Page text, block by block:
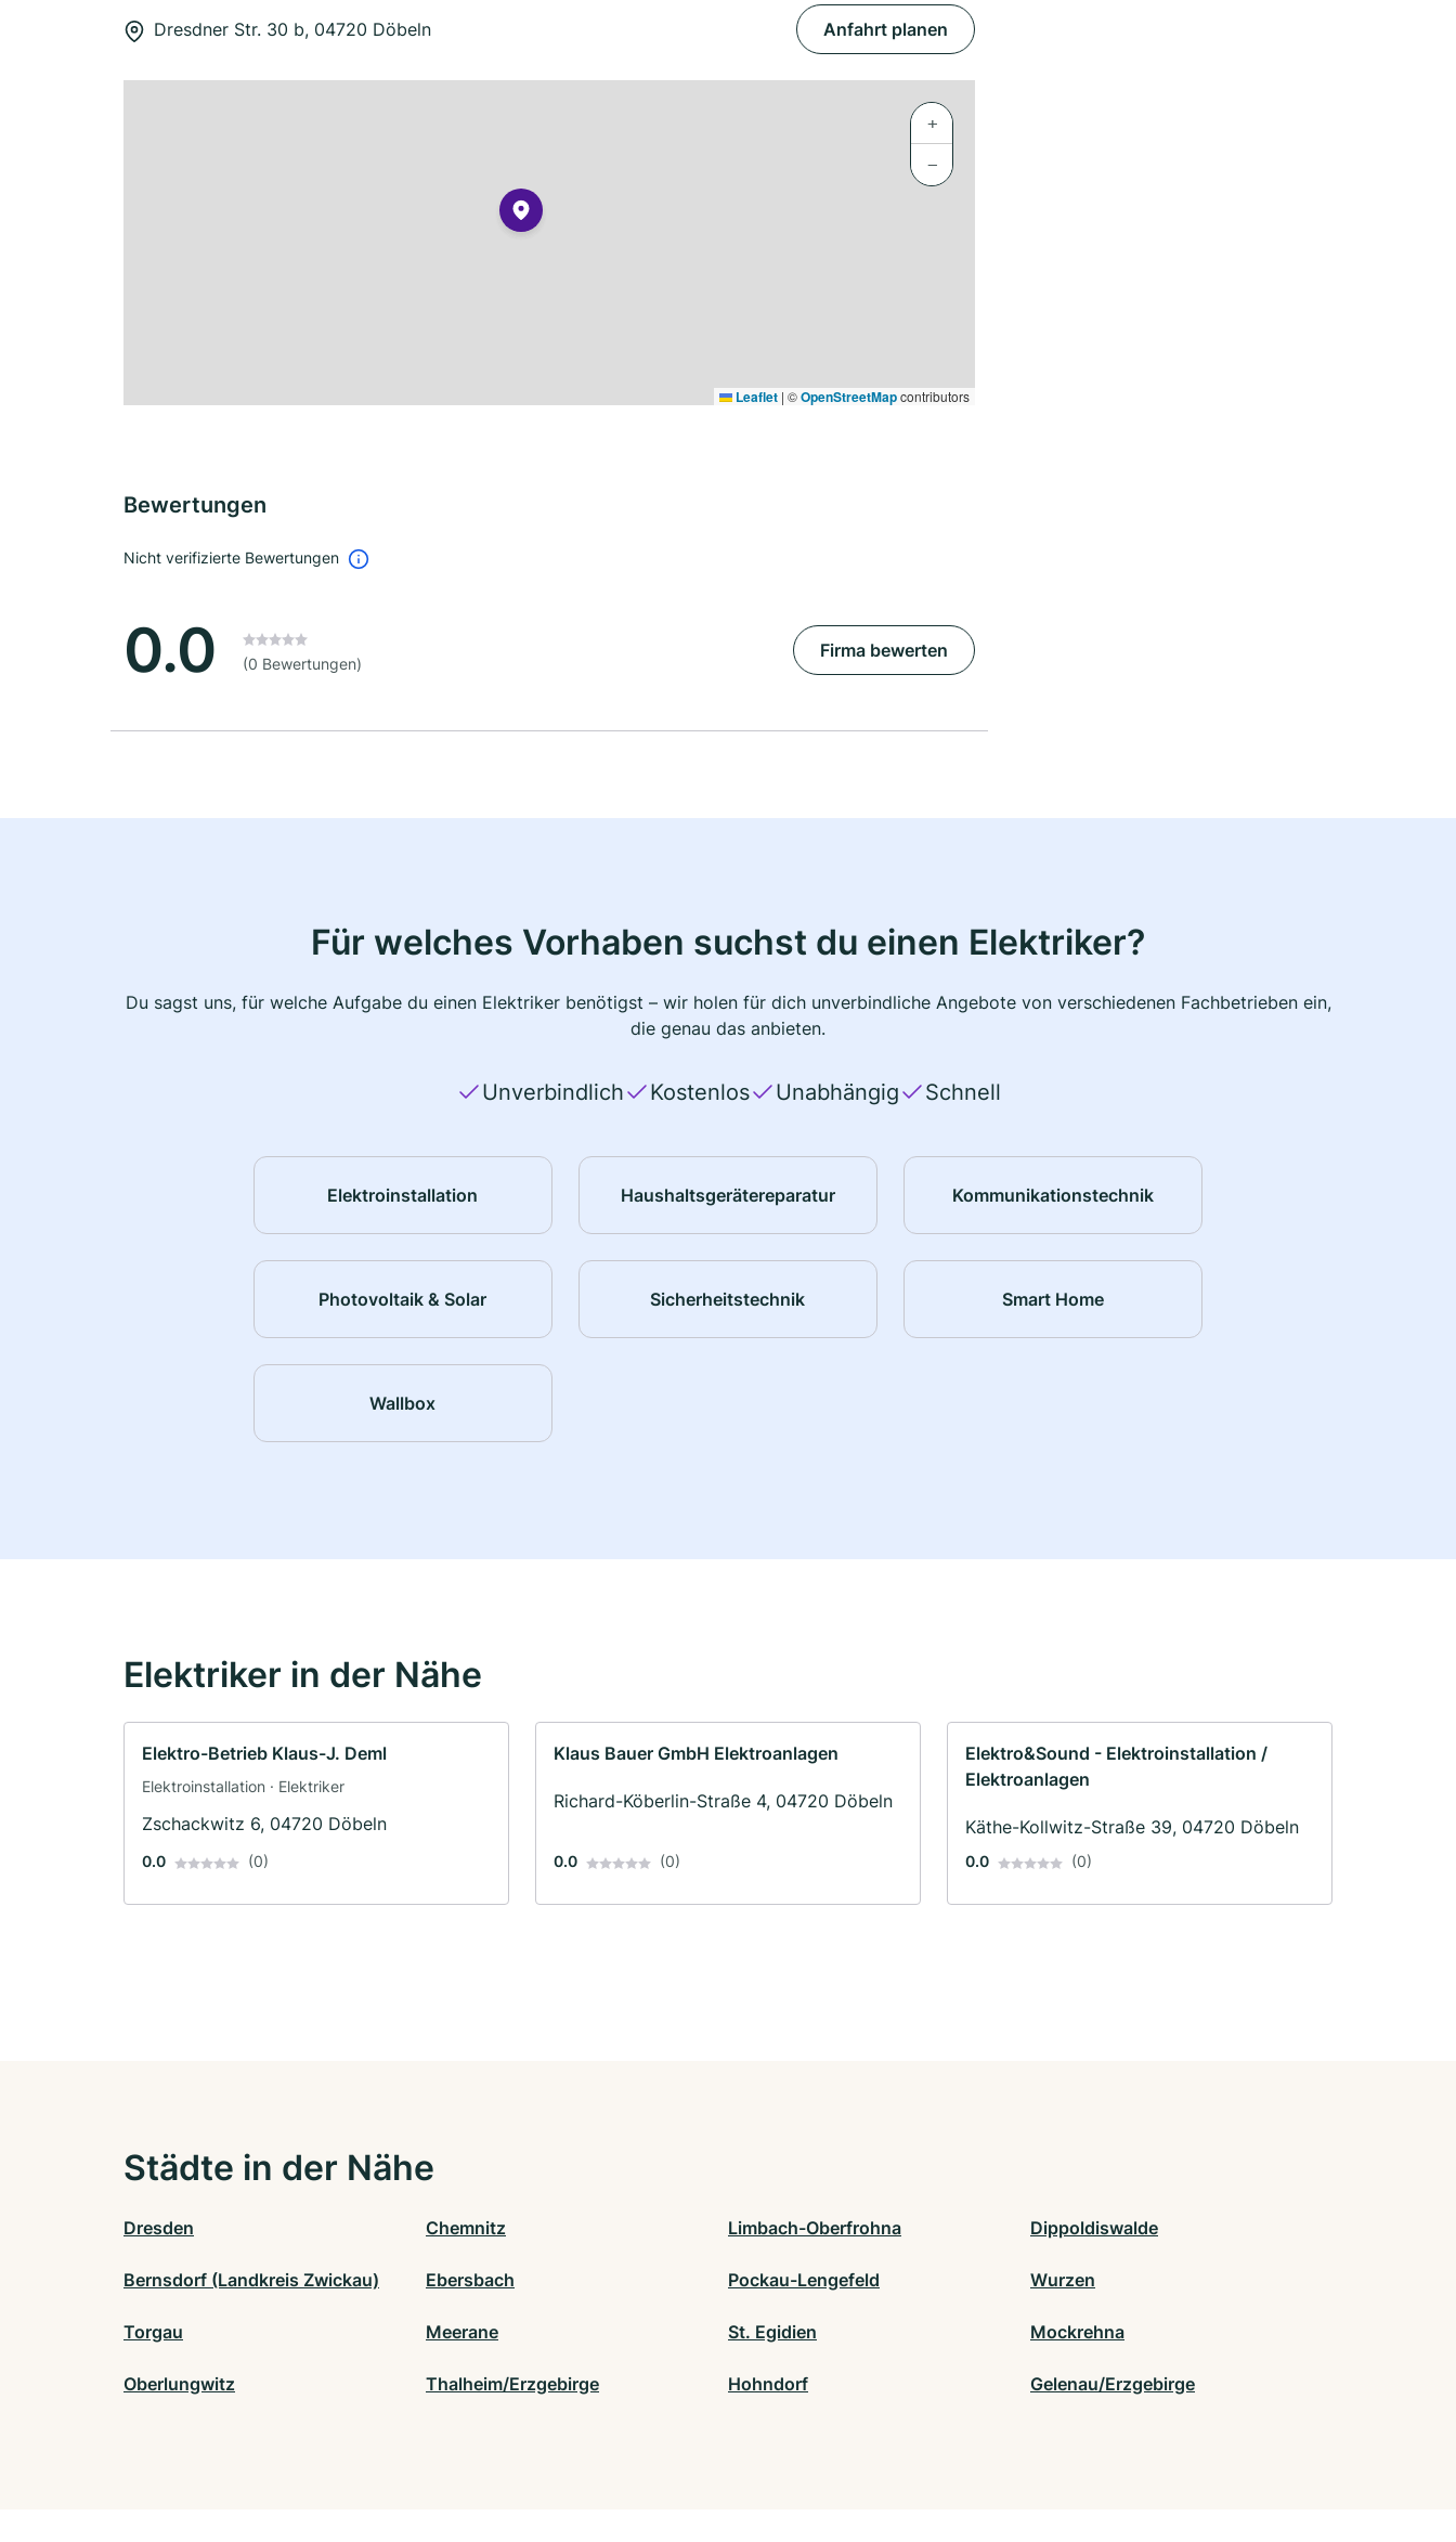
Dresdner Str. 30 b, 04720 Döbeln Anfahrt planen
+
−
Leaflet | ©OpenStreetMapcontributors
Bewertungen
Nicht verifizierte Bewertungen
0.0 (0 Bewertungen)
Firma bewerten
Für welches Vorhaben suchst du einen Elektriker?
Du sagst uns, für welche Aufgabe du einen Elektriker benötigst – wir holen für dich unverbindliche Angebote von verschiedenen Fachbetrieben ein,
die genau das anbieten.
Unverbindlich Kostenlos Unabhängig Schnell
Elektroinstallation Haushaltsgerätereparatur Kommunikationstechnik
Photovoltaik & Solar Sicherheitstechnik Smart Home
Wallbox
Elektriker in der Nähe
Elektro-Betrieb Klaus-J. Deml
Elektroinstallation · Elektriker
Zschackwitz 6, 04720 Döbeln
0.0 (0)
Klaus Bauer GmbH Elektroanlagen
Richard-Köberlin-Straße 4, 04720 Döbeln
0.0 (0)
Elektro&Sound - Elektroinstallation /
Elektroanlagen
Käthe-Kollwitz-Straße 39, 04720 Döbeln
0.0 (0)
Städte in der Nähe
Dresden Chemnitz Limbach-Oberfrohna Dippoldiswalde
Bernsdorf (Landkreis Zwickau) Ebersbach Pockau-Lengefeld Wurzen
Torgau Meerane St. Egidien Mockrehna
Oberlungwitz Thalheim/Erzgebirge Hohndorf Gelenau/Erzgebirge